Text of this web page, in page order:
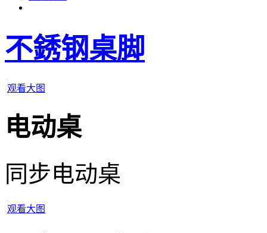
不銹钢桌脚
观看大图
电动桌
同步电动桌
观看大图